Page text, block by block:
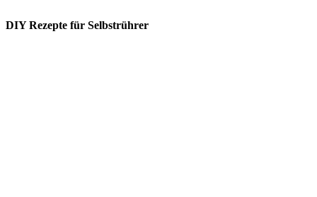
DIY Rezepte für Selbstrührer